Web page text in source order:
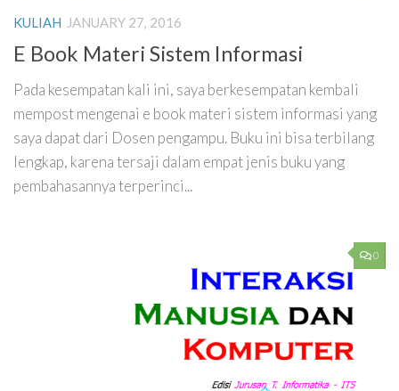
KULIAH JANUARY 27, 2016
E Book Materi Sistem Informasi
Pada kesempatan kali ini, saya berkesempatan kembali
mempost mengenai e book materi sistem informasi yang
saya dapat dari Dosen pengampu. Buku ini bisa terbilang
lengkap, karena tersaji dalam empat jenis buku yang
pembahasannya terperinci...
0